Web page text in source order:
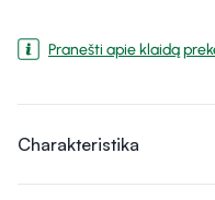
Pranešti apie klaidą
Charakteristika